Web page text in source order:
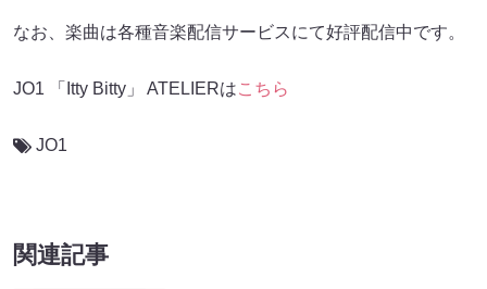
なお、楽曲は各種音楽配信サービスにて好評配信中です。
JO1 「Itty Bitty」 ATELIERはこちら
JO1
関連記事